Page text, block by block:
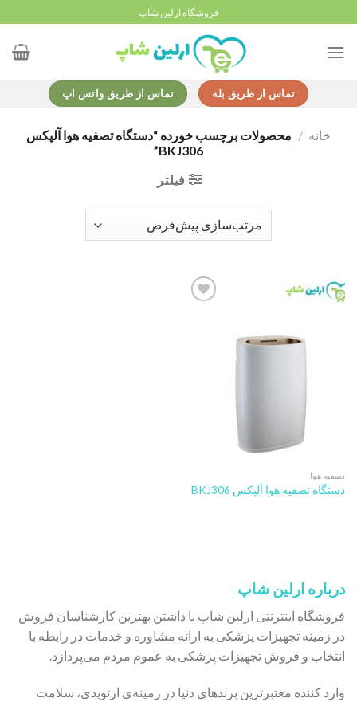
to
content
فروشگاه ارلین شاپ
تماس از طریق بله تماس از طریق واتس اپ
خانه / محصولات برچسب خورده “دستگاه تصفیه هوا آلپکس
BKJ306”
فیلتر
تصفیه هوا
دستگاه تصفیه هوا آلپکس BKJ306
درباره ارلین شاپ
فروشگاه اینترنتی ارلین شاپ با داشتن بهترین کارشناسان فروش
در زمینه تجهیزات پزشکی به ارائه مشاوره و خدمات در رابطه با
انتخاب و فروش تجهیزات پزشکی به عموم مردم می‌پردازد.
وارد کننده معتبرترین برندهای دنیا در زمینه‌ی ارتوپدی، سلامت